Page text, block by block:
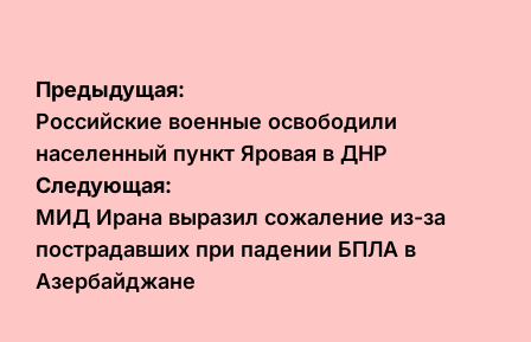
Навигация
по
записям
Предыдущая:
Российские военные освободили
населенный пункт Яровая в ДНР
Следующая:
МИД Ирана выразил сожаление из-за
пострадавших при падении БПЛА в
Азербайджане